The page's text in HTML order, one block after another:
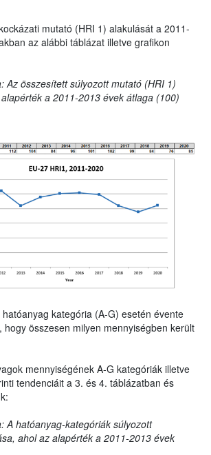
mutató (HRI 1) alakulását a 2011-
az alábbi táblázat illetve grafikon
Az összesített súlyozott mutató (HRI 1)
a 2011-2013 évek átlaga (100)
kategória (A-G) esetén évente
hogy összesen milyen mennyiségben került
mennyiségének A-G kategóriák illetve
tendenciáit a 3. és 4. táblázatban és
A hatóanyag-kategóriák súlyozott
ahol az alapérték a 2011-2013 évek